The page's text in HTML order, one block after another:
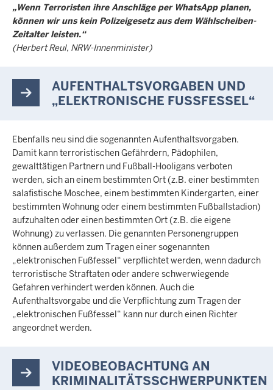
„Wenn Terroristen ihre Anschläge per WhatsApp planen,
können wir uns kein Polizeigesetz aus dem Wählscheiben-
Zeitalter leisten.“
(Herbert Reul, NRW-Innenminister)
AUFENTHALTSVORGABEN UND
„ELEKTRONISCHE FUSSFESSEL“
Ebenfalls neu sind die sogenannten Aufenthaltsvorgaben.
Damit kann terroristischen Gefährdern, Pädophilen,
gewalttätigen Partnern und Fußball-Hooligans verboten
werden, sich an einem bestimmten Ort (z.B. einer bestimmten
salafistische Moschee, einem bestimmten Kindergarten, einer
bestimmten Wohnung oder einem bestimmten Fußballstadion)
aufzuhalten oder einen bestimmten Ort (z.B. die eigene
Wohnung) zu verlassen. Die genannten Personengruppen
können außerdem zum Tragen einer sogenannten
„elektronischen Fußfessel“ verpflichtet werden, wenn dadurch
terroristische Straftaten oder andere schwerwiegende
Gefahren verhindert werden können. Auch die
Aufenthaltsvorgabe und die Verpflichtung zum Tragen der
„elektronischen Fußfessel“ kann nur durch einen Richter
angeordnet werden.
VIDEOBEOBACHTUNG AN
KRIMINALITÄTSSCHWERPUNKTEN